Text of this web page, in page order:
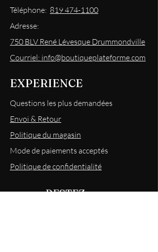
Téléphone: 819 474-1100
Adresse:
750 BLV René Lévesque Drummondville
Courriel: info@boutiqueplateforme.com
EXPERIENCE
Questions les plus demandées
Envoi & Retour
Politique du magasin
Modede paiements acceptés
Politique de confidentialité
RESTEZ